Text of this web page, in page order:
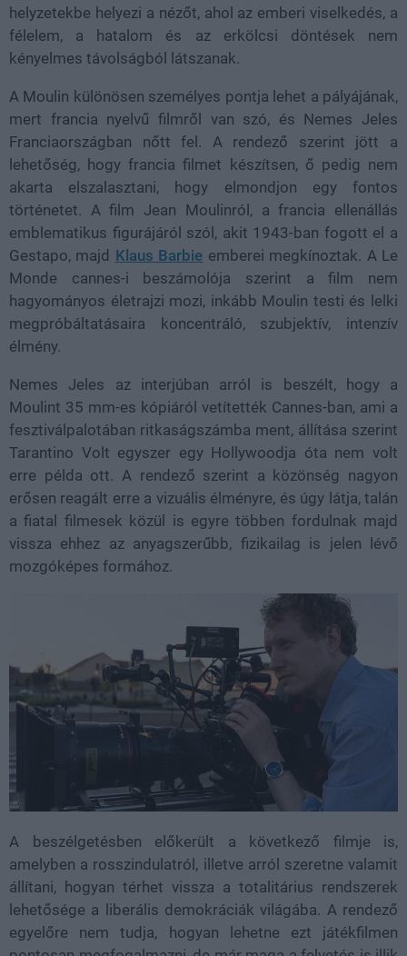
helyzetekbe helyezi a nézőt, ahol az emberi viselkedés, a
félelem, a hatalom és az erkölcsi döntések nem
kényelmes távolságból látszanak.
A Moulin különösen személyes pontja lehet a pályájának,
mert francia nyelvű filmről van szó, és Nemes Jeles
Franciaországban nőtt fel. A rendező szerint jött a
lehetőség, hogy francia filmet készítsen, ő pedig nem
akarta elszalasztani, hogy elmondjon egy fontos
történetet. A film Jean Moulinról, a francia ellenállás
emblematikus figurájáról szól, akit 1943-ban fogott el a
Gestapo, majd Klaus Barbie emberei megkínoztak. A Le
Monde cannes-i beszámolója szerint a film nem
hagyományos életrajzi mozi, inkább Moulin testi és lelki
megpróbáltatásaira koncentráló, szubjektív, intenzív
élmény.
Nemes Jeles az interjúban arról is beszélt, hogy a
Moulint 35 mm-es kópiáról vetítették Cannes-ban, ami a
fesztiválpalotában ritkaságszámba ment, állítása szerint
Tarantino Volt egyszer egy Hollywoodja óta nem volt
erre példa ott. A rendező szerint a közönség nagyon
erősen reagált erre a vizuális élményre, és úgy látja, talán
a fiatal filmesek közül is egyre többen fordulnak majd
vissza ehhez az anyagszerűbb, fizikailag is jelen lévő
mozgóképes formához.
A beszélgetésben előkerült a következő filmje is,
amelyben a rosszindulatról, illetve arról szeretne valamit
állítani, hogyan térhet vissza a totalitárius rendszerek
lehetősége a liberális demokráciák világába. A rendező
egyelőre nem tudja, hogyan lehetne ezt játékfilmen